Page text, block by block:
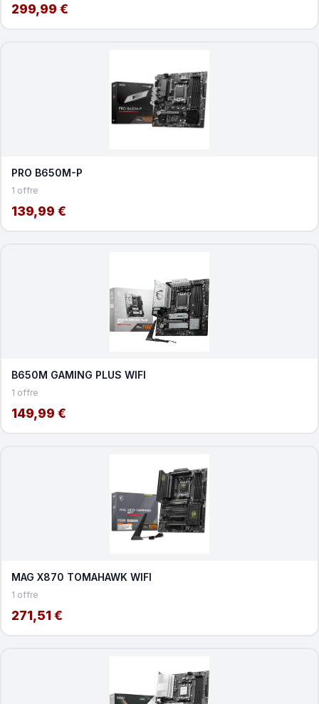
299,99 €
PRO B650M-P
1 offre
139,99 €
B650M GAMING PLUS WIFI
1 offre
149,99 €
MAG X870 TOMAHAWK WIFI
1 offre
271,51 €